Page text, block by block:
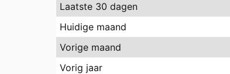
Laatste 30 dagen
Huidige maand
Vorige maand
Vorig jaar